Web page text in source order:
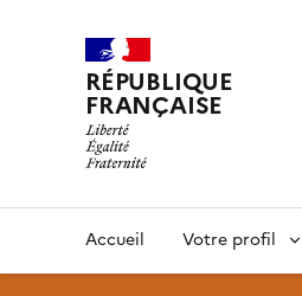
RÉPUBLIQUE
FRANÇAISE
Accueil Votre profil